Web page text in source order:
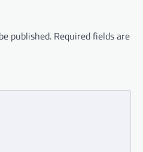
published. Required fields are